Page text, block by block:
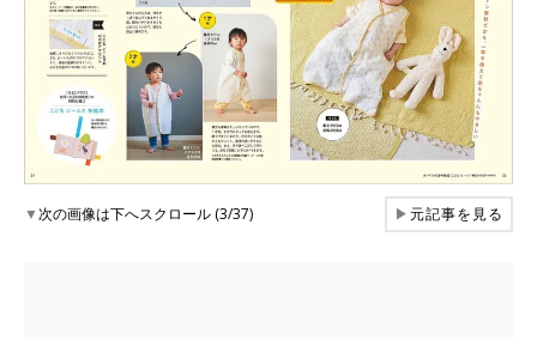
▼次の画像は下へスクロール (3/37) ▶元記事を見る